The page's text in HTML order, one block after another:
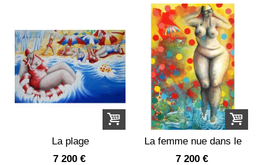
La plage
7 200 €
La femme nue dans le
jardin à pois
7 200 €